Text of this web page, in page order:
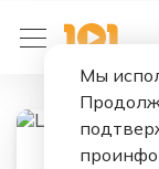
Мы